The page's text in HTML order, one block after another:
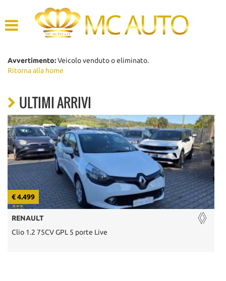
LISTA VEICOLI
ACQUISTIAMO USATO
ASSISTENZA
CONTATTI
Avvertimento:Veicolo venduto o eliminato.
Ritorna alla home
ULTIMI ARRIVI
€ 4.499
RENAULT
Clio 1.2 75CV GPL 5 porte Live